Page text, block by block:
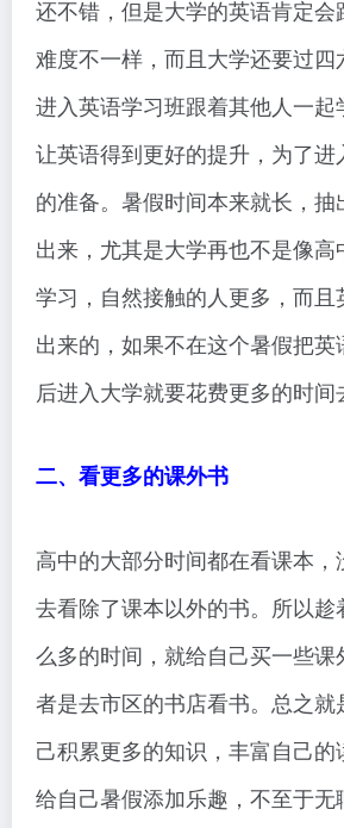
还不错，但是大学的英语肯定会
难度不一样，而且大学还要过四
进入英语学习班跟着其他人一起
让英语得到更好的提升，为了进
的准备。暑假时间本来就长，抽
出来，尤其是大学再也不是像高
学习，自然接触的人更多，而
出来的，如果不在这个暑假把英
后进入大学就要花费更多的时间
二、看更多的课外书
高中的大部分时间都在看课本，
去看除了课本以外的书。所以
么多的时间，就给自己买一些
者是去市区的书店看书。总之就
己积累更多的知识，丰富自己的
给自己暑假添加乐趣，不至于无